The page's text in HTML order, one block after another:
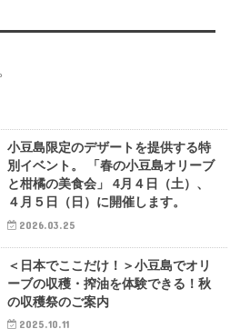
小豆島限定のデザートを提供する特
別イベント。 「春の小豆島オリーブ
と柑橘の美食会」 4月４日（土）、
４月５日（日）に開催します。
2026.03.25
＜日本でここだけ！＞小豆島でオリ
ーブの収穫・搾油を体験できる！秋
の収穫祭のご案内
2025.10.11